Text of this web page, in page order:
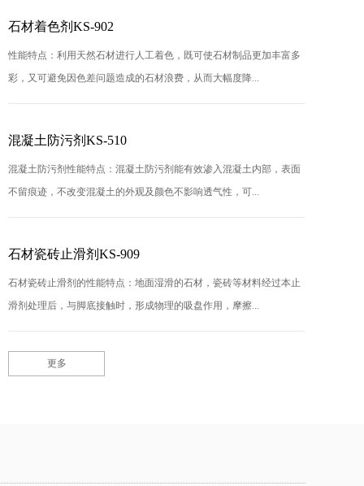
石材着色剂KS-902
性能特点：利用天然石材进行人工着色，既可使石材制品更加丰富多
彩，又可避免因色差问题造成的石材浪费，从而大幅度降...
混凝土防污剂KS-510
混凝土防污剂性能特点：混凝土防污剂能有效渗入混凝土内部，表面
不留痕迹，不改变混凝土的外观及颜色不影响透气性，可...
石材瓷砖止滑剂KS-909
石材瓷砖止滑剂的性能特点：地面湿滑的石材，瓷砖等材料经过本止
滑剂处理后，与脚底接触时，形成物理的吸盘作用，摩擦...
更多